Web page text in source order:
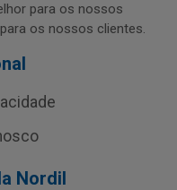
para os nossos
os nossos clientes.
Nordil